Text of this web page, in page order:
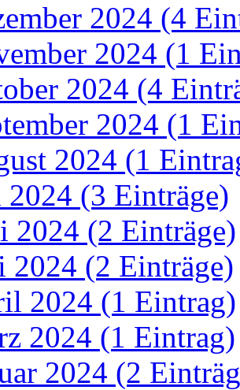
2024 (4
2024 (1
2024 (4
2024 (1
2024 (1
2024 (3 Einträge)
2024 (2 Einträge)
2024 (2 Einträge)
2024 (1 Eintrag)
2024 (1 Eintrag)
2024 (2